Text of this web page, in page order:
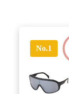
No.1